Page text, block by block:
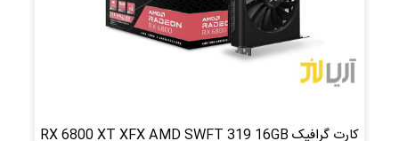
کارت گرافیک RX 6800 XT XFX AMD SWFT 319 16GB